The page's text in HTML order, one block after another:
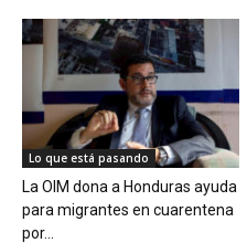
Lo que está pasando
La OIM dona a Honduras ayuda
para migrantes en cuarentena
por...